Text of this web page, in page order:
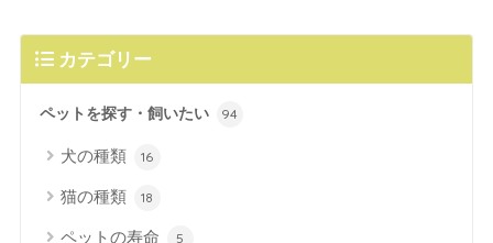
カテゴリー
ペットを探す・飼いたい 94
犬の種類 16
猫の種類 18
ペットの寿命 5